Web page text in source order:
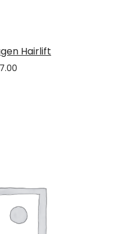
Hairlift